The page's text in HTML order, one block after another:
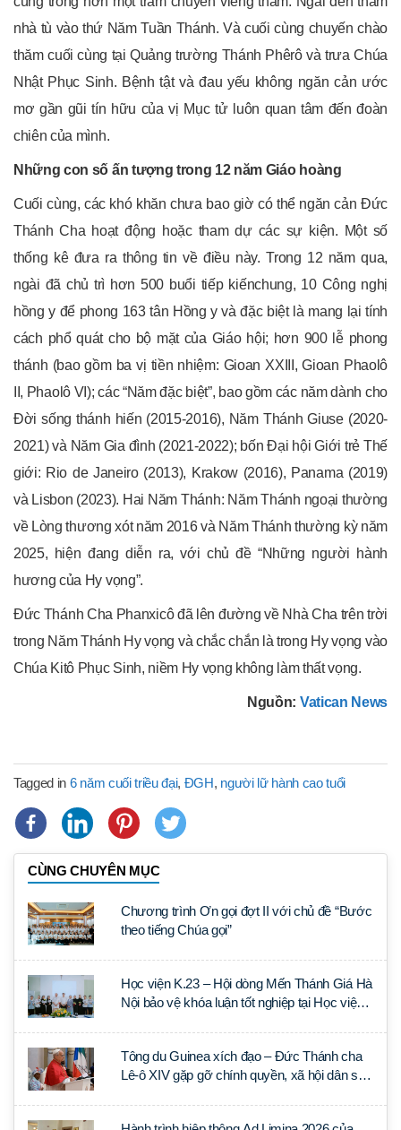
nhà tù vào thứ Năm Tuần Thánh. Và cuối cùng chuyến chào
thăm cuối cùng tại Quảng trường Thánh Phêrô và trưa Chúa
Nhật Phục Sinh. Bệnh tật và đau yếu không ngăn cản ước
mơ gần gũi tín hữu của vị Mục tử luôn quan tâm đến đoàn
chiên của mình.
Những con số ấn tượng trong 12 năm Giáo hoàng
Cuối cùng, các khó khăn chưa bao giờ có thể ngăn cản Đức
Thánh Cha hoạt động hoặc tham dự các sự kiện. Một số
thống kê đưa ra thông tin về điều này. Trong 12 năm qua,
ngài đã chủ trì hơn 500 buổi tiếp kiến​​chung, 10 Công nghị
hồng y để phong 163 tân Hồng y và đặc biệt là mang lại tính
cách phổ quát cho bộ mặt của Giáo hội; hơn 900 lễ phong
thánh (bao gồm ba vị tiền nhiệm: Gioan XXIII, Gioan Phaolô
II, Phaolô VI); các “Năm đặc biệt”, bao gồm các năm dành cho
Đời sống thánh hiến (2015-2016), Năm Thánh Giuse (2020-
2021) và Năm Gia đình (2021-2022); bốn Đại hội Giới trẻ Thế
giới: Rio de Janeiro (2013), Krakow (2016), Panama (2019)
và Lisbon (2023). Hai Năm Thánh: Năm Thánh ngoại thường
về Lòng thương xót năm 2016 và Năm Thánh thường kỳ năm
2025, hiện đang diễn ra, với chủ đề “Những người hành
hương của Hy vọng”.
Đức Thánh Cha Phanxicô đã lên đường về Nhà Cha trên trời
trong Năm Thánh Hy vọng và chắc chắn là trong Hy vọng vào
Chúa Kitô Phục Sinh, niềm Hy vọng không làm thất vọng.
Nguồn: Vatican News
Tagged in 6 năm cuối triều đại, ĐGH, người lữ hành cao tuổi
CÙNG CHUYÊN MỤC
Chương trình Ơn gọi đợt II với chủ đề “Bước
theo tiếng Chúa gọi”
Học viện K.23 – Hội dòng Mến Thánh Giá Hà
Nội bảo vệ khóa luận tốt nghiệp tại Học viện
Tông du Guinea xích đạo – Đức Thánh cha
Lê-ô XIV gặp gỡ chính quyền, xã hội dân sự